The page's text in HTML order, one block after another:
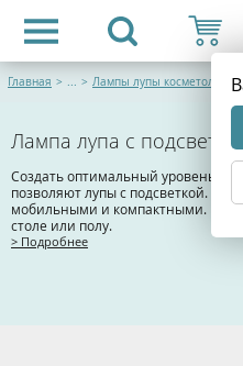
Главная > ... > Лампы лупы
Лампа лупа с подсветкой
Создать оптимальный уровень
позволяют лупы с подсветкой.
мобильными и компактными. В
столе или полу.
> Подробнее